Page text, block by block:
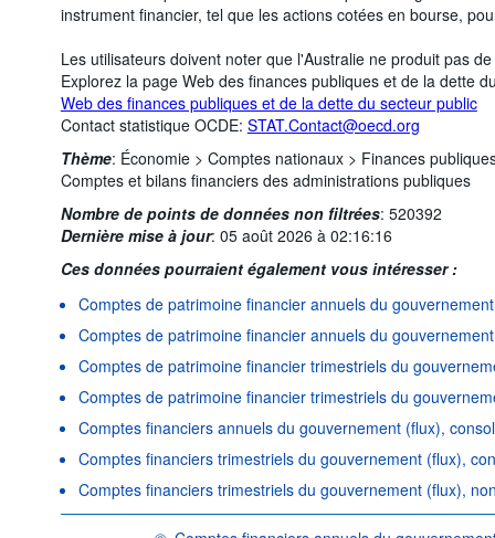
instrument financier, tel que les actions cotées en bourse,
Les utilisateurs doivent noter que l'Australie ne produit pas
Explorez la page Web des finances publiques et de la dette
Web des finances publiques et de la dette du secteur public
Contact statistique OCDE: STAT.Contact@oecd.org
Thème: Économie > Comptes nationaux > Finances
Comptes et bilans financiers des administrations publiques
Nombre de points de données non filtrées: 520392
Dernière mise à jour: 05 août 2026 à 02:16:16
Ces données pourraient également vous intéresser :
Comptes de patrimoine financier annuels du
Comptes de patrimoine financier annuels du
Comptes de patrimoine financier trimestriels du
Comptes de patrimoine financier trimestriels du
Comptes financiers annuels du gouvernement (flux),
Comptes financiers trimestriels du gouvernement (flux),
Comptes financiers trimestriels du gouvernement (flux),